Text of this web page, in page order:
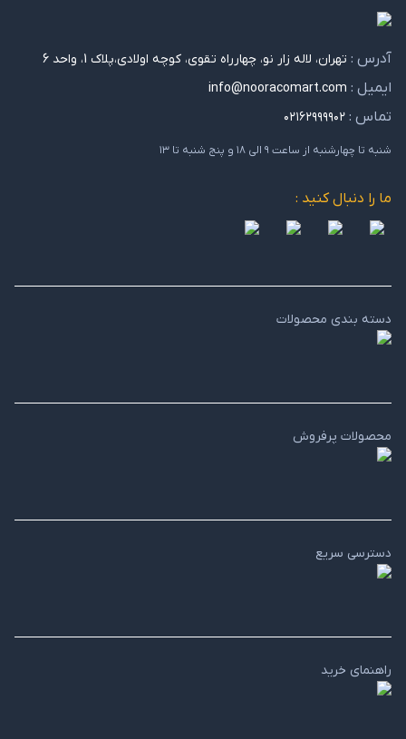
آدرس : تهران، لاله زار نو، چهارراه تقوی، کوچه اولادی،پلاک 1، واحد 6
ایمیل : info@nooracomart.com
تماس : ۰۲۱۶۲۹۹۹۹۰۲
شنبه تا چهارشنبه از ساعت ۹ الی ۱۸ و پنج شنبه تا ۱۳
ما را دنبال کنید :
دسته بندی محصولات
محصولات پرفروش
دسترسی سریع
راهنمای خرید